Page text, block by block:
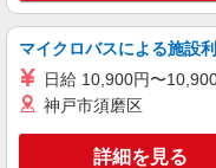
マイクロバスによる施設
日給 10,900円〜
神戸市須磨区
詳細を見る